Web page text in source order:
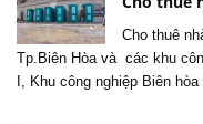
Cho thuê
Tp.Biên Hòa và các khu
I, Khu công nghiệp Biên